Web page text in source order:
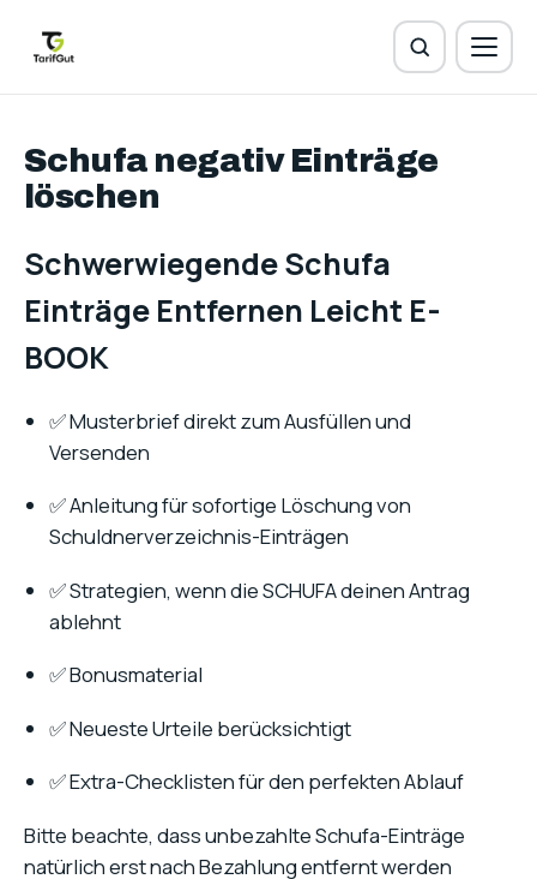
Schufa negativ Einträge
löschen
Schwerwiegende Schufa
Einträge Entfernen Leicht E-
BOOK
✅ Musterbrief direkt zum Ausfüllen und
Versenden
✅ Anleitung für sofortige Löschung von
Schuldnerverzeichnis-Einträgen
✅ Strategien, wenn die SCHUFA deinen Antrag
ablehnt
✅ Bonusmaterial
✅ Neueste Urteile berücksichtigt
✅ Extra-Checklisten für den perfekten Ablauf
Bitte beachte, dass unbezahlte Schufa-Einträge
natürlich erst nach Bezahlung entfernt werden